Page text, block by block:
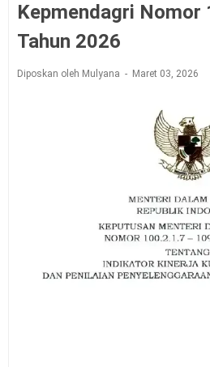
Kepmendagri Nomor
Tahun 2026
Diposkan oleh Mulyana Maret 03, 2026